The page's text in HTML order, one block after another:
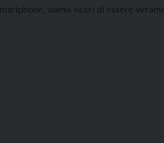
siamo sicuri di essere